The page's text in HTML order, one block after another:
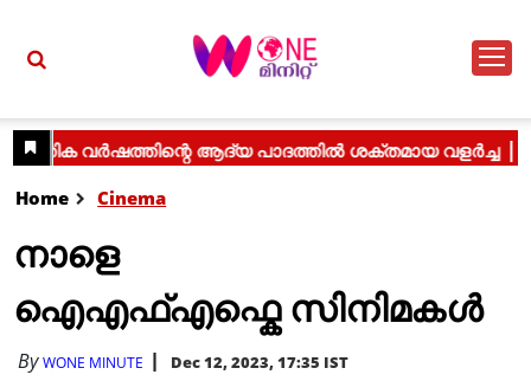
Home Cinema
നാളെ
ഐഎഫ്എഫ്കെ സിനിമകൾ
ByWONE MINUTE Dec 12, 2023, 17:35 IST